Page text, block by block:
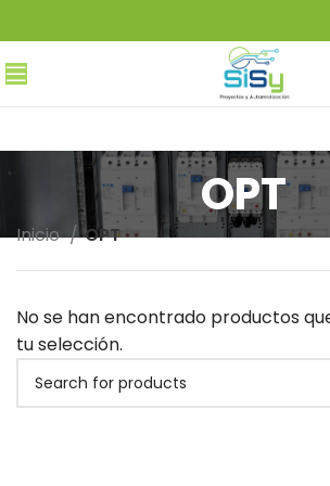
OPT
Inicio OPT
No se han encontrado productos
tu selección.